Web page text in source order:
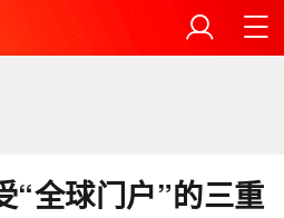
“全球门户”的三重